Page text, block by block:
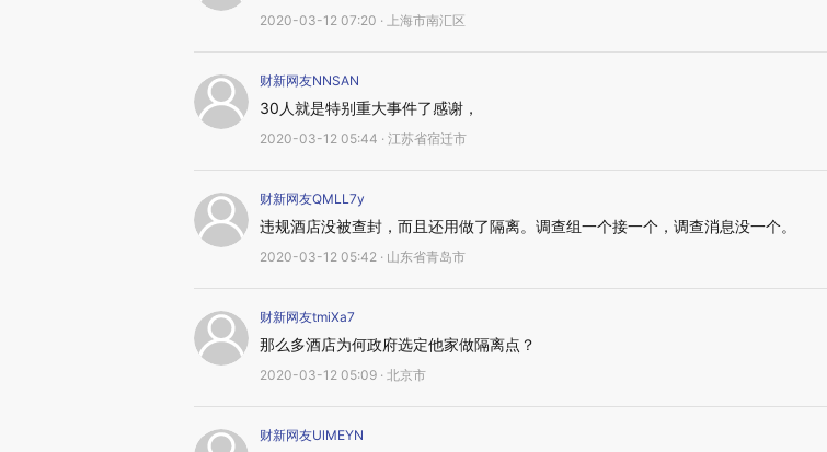
2020-03-12 07:20 · 上海市南汇区
财新网友NNSAN
30人就是特别重大事件了感谢，
2020-03-12 05:44 · 江苏省宿迁市
财新网友QMLL7y
违规酒店没被查封，而且还用做了隔离。调查组一个接一个，调查消息没一个。
2020-03-12 05:42 · 山东省青岛市
财新网友tmiXa7
那么多酒店为何政府选定他家做隔离点？
2020-03-12 05:09 · 北京市
财新网友UlMEYN